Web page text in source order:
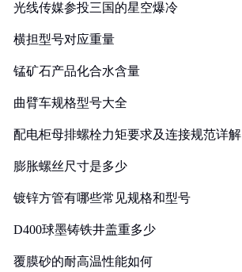
光线传媒参投三国的星空爆冷
横担型号对应重量
锰矿石产品化合水含量
曲臂车规格型号大全
配电柜母排螺栓力矩要求及连接规范详解
膨胀螺丝尺寸是多少
镀锌方管有哪些常见规格和型号
D400球墨铸铁井盖重多少
覆膜砂的耐高温性能如何